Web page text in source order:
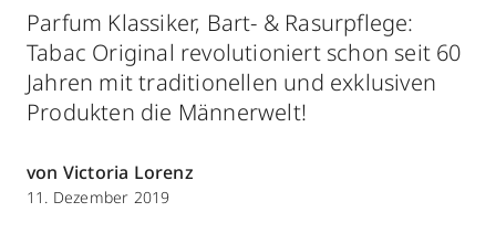
Parfum Klassiker, Bart- & Rasurpflege:
Tabac Original revolutioniert schon seit 60
Jahren mit traditionellen und exklusiven
Produkten die Männerwelt!
von Victoria Lorenz
11. Dezember 2019